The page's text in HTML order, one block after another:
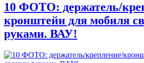
10 ФОТО: держатель/
кронштейн для мобиля
руками. ВАУ!